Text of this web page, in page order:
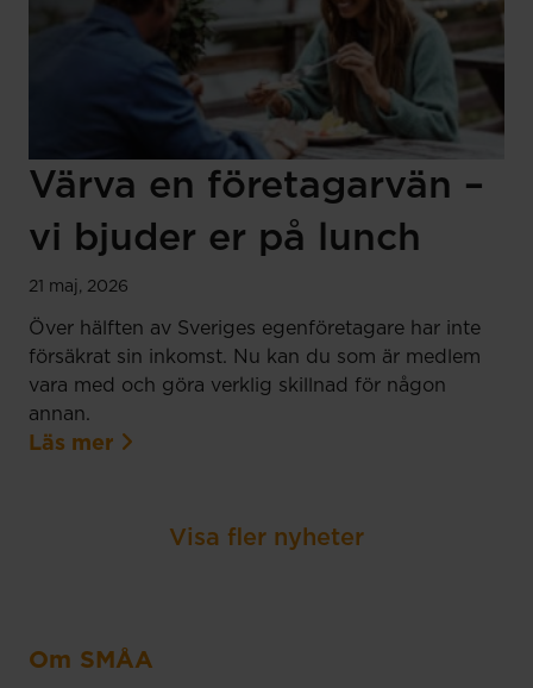
Värva en företagarvän –
vi bjuder er på lunch
21 maj, 2026
Över hälften av Sveriges egenföretagare har inte
försäkrat sin inkomst. Nu kan du som är medlem
vara med och göra verklig skillnad för någon
annan.
Läs mer
Visa fler nyheter
Om SMÅA